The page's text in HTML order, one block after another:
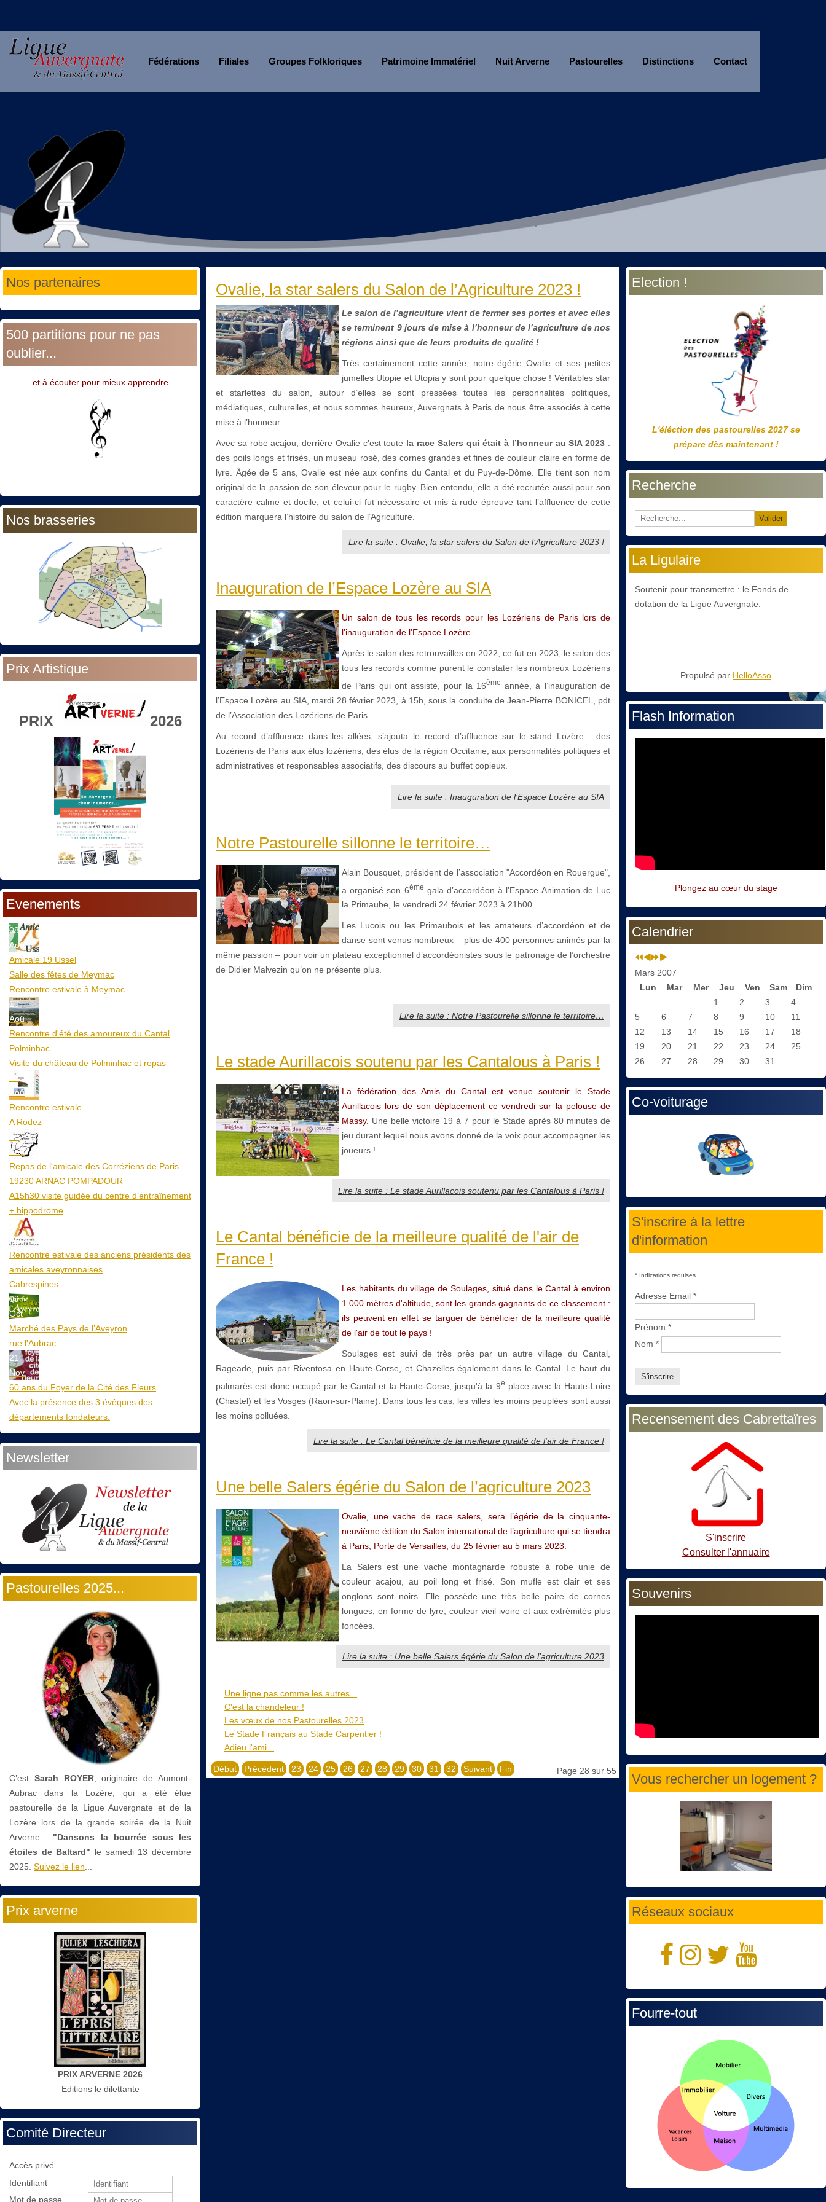
Fédérations Filiales Groupes Folkloriques Patrimoine Immatériel Nuit Arverne Pastourelles Distinctions Contact
Nos partenaires
500 partitions pour ne pas
oublier...
...et à écouter pour mieux apprendre...
Nos brasseries
Prix Artistique
PRIX 2026
Evenements
08
Aoû
Amicale 19 Ussel
Salle des fêtes de Meymac
Rencontre estivale à Meymac
10
Aoû
Rencontre d'été des amoureux du Cantal
Polminhac
Visite du château de Polminhac et repas
12
Aoû
Rencontre estivale
A Rodez
23
Aoû
Repas de l'amicale des Corréziens de Paris
19230 ARNAC POMPADOUR
A15h30 visite guidée du centre d’entraînement
+ hippodrome
25
Aoû
Rencontre estivale des anciens présidents des
amicales aveyronnaises
Cabrespines
09
Oct
Marché des Pays de l’Aveyron
rue l'Aubrac
21
Nov
60 ans du Foyer de la Cité des Fleurs
Avec la présence des 3 évêques des
départements fondateurs.
Newsletter
Pastourelles 2025...
C’est Sarah ROYER, originaire de Aumont-
Aubrac dans la Lozère, qui a été élue
pastourelle de la Ligue Auvergnate et de la
Lozère lors de la grande soirée de la Nuit
Arverne...
"Dansons la bourrée sous les
étoiles de Baltard" le samedi 13 décembre
2025. Suivez le lien
Prix arverne
PRIX ARVERNE 2026
Editions le dilettante
Comité Directeur
Accès privé
Identifiant
Mot de passe
Ovalie, la star salers du Salon de l’Agriculture 2023 !
Le salon de l’agriculture vient de fermer ses portes et avec elles
se terminent 9 jours de mise à l’honneur de l’agriculture de nos
régions ainsi que de leurs produits de qualité !
Très certainement cette année, notre égérie Ovalie et ses petites
jumelles Utopie et Utopia y sont pour quelque chose ! Véritables star
et starlettes du salon, autour d’elles se sont pressées toutes les personnalités politiques,
médiatiques, culturelles, et nous sommes heureux, Auvergnats à Paris de nous être associés à cette
mise à l’honneur.
Avec sa robe acajou, derrière Ovalie c’est toute la race Salers qui était à l’honneur au SIA 2023 :
des poils longs et frisés, un museau rosé, des cornes grandes et fines de couleur claire en forme de
lyre. Âgée de 5 ans, Ovalie est née aux confins du Cantal et du Puy-de-Dôme. Elle tient son nom
original de la passion de son éleveur pour le rugby. Bien entendu, elle a été recrutée aussi pour son
caractère calme et docile, et celui-ci fut nécessaire et mis à rude épreuve tant l’affluence de cette
édition marquera l’histoire du salon de l’Agriculture.
Lire la suite : Ovalie, la star salers du Salon de l’Agriculture 2023 !
Inauguration de l’Espace Lozère au SIA
Un salon de tous les records pour les Lozériens de Paris lors de
l’inauguration de l’Espace Lozère.
Après le salon des retrouvailles en 2022, ce fut en 2023, le salon des
tous les records comme purent le constater les nombreux Lozériens
de Paris qui ont assisté, pour la 16ème année, à l’inauguration de
l’Espace Lozère au SIA, mardi 28 février 2023, à 15h, sous la conduite de Jean-Pierre BONICEL, pdt
de l’Association des Lozériens de Paris.
Au record d’affluence dans les allées, s’ajouta le record d’affluence sur le stand Lozère : des
Lozériens de Paris aux élus lozériens, des élus de la région Occitanie, aux personnalités politiques et
administratives et responsables associatifs, des discours au buffet copieux.
Lire la suite : Inauguration de l’Espace Lozère au SIA
Notre Pastourelle sillonne le territoire…
Alain Bousquet, président de l’association "Accordéon en Rouergue",
a organisé son 6ème gala d’accordéon à l’Espace Animation de Luc
la Primaube, le vendredi 24 février 2023 à 21h00.
Les Lucois ou les Primaubois et les amateurs d’accordéon et de
danse sont venus nombreux – plus de 400 personnes animés par la
même passion – pour voir un plateau exceptionnel d’accordéonistes sous le patronage de l’orchestre
de Didier Malvezin qu’on ne présente plus.
Lire la suite : Notre Pastourelle sillonne le territoire…
Le stade Aurillacois soutenu par les Cantalous à Paris !
La fédération des Amis du Cantal est venue soutenir le Stade
Aurillacois lors de son déplacement ce vendredi sur la pelouse de
Massy. Une belle victoire 19 à 7 pour le Stade après 80 minutes de
jeu durant lequel nous avons donné de la voix pour accompagner les
joueurs !
Lire la suite : Le stade Aurillacois soutenu par les Cantalous à Paris !
Le Cantal bénéficie de la meilleure qualité de l'air de
France !
Les habitants du village de Soulages, situé dans le Cantal à environ
1 000 mètres d'altitude, sont les grands gagnants de ce classement :
ils peuvent en effet se targuer de bénéficier de la meilleure qualité
de l'air de tout le pays !
Soulages est suivi de très près par un autre village du Cantal,
Rageade, puis par Riventosa en Haute-Corse, et Chazelles également dans le Cantal. Le haut du
palmarès est donc occupé par le Cantal et la Haute-Corse, jusqu'à la 9e place avec la Haute-Loire
(Chastel) et les Vosges (Raon-sur-Plaine). Dans tous les cas, les villes les moins peuplées sont aussi
les moins polluées.
Lire la suite : Le Cantal bénéficie de la meilleure qualité de l'air de France !
Une belle Salers égérie du Salon de l’agriculture 2023
Ovalie, une vache de race salers, sera l’égérie de la cinquante-
neuvième édition du Salon international de l’agriculture qui se tiendra
à Paris, Porte de Versailles, du 25 février au 5 mars 2023.
La Salers est une vache montagnarde robuste à robe unie de
couleur acajou, au poil long et frisé. Son mufle est clair et ses
onglons sont noirs. Elle possède une très belle paire de cornes
longues, en forme de lyre, couleur vieil ivoire et aux extrémités plus
foncées.
Lire la suite : Une belle Salers égérie du Salon de l’agriculture 2023
Une ligne pas comme les autres...
C'est la chandeleur !
Les vœux de nos Pastourelles 2023
Le Stade Français au Stade Carpentier !
Adieu l'ami...
Page 28 sur 55
Début Précédent 23 24 25 26 27 28 29 30 31 32 Suivant Fin
Election !
L'éléction des pastourelles 2027 se
prépare dès maintenant !
Recherche
Valider
La Ligulaire
Soutenir pour transmettre : le Fonds de
dotation de la Ligue Auvergnate.
Propulsé par HelloAsso
Flash Information
Plongez au cœur du stage
Calendrier
Année
précédente
Mois
précédent
Année
suivante
Mois
suivant
Mars 2007
Lun
Mar Mer Jeu Ven Sam
Dim
1
2 3
4
5
6 7 8 9 10
11
12
13 14 15 16 17
18
19
20 21 22 23 24
25
26
27 28 29 30 31
Co-voiturage
S'inscrire à la lettre
d'information
* Indications requises
Adresse Email *
Prénom *
Nom *
Recensement des Cabrettaïres
S'inscrire
Consulter l'annuaire
Souvenirs
Vous rechercher un logement ?
Réseaux sociaux
Fourre-tout